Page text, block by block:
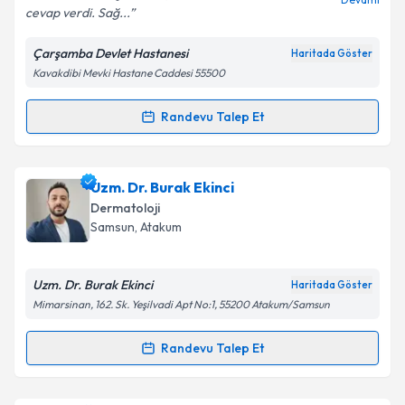
Kişisel verilerimin işlenmesine ilişkin
Aydınlatma
Metni'ni okudum ve kişisel verilerimin belirtilen
kapsamda işlenmesini kabul ediyorum.
cevap verdi. Sağ...
Çarşamba Devlet Hastanesi Haritada Göster
Kavakdibi Mevki Hastane Caddesi 55500
Randevu Talep Et
Randevu Takvimi Talebi
Op. Dr. Serdar İlgüyiçin randevu takvimi talebi
oluşturun. Size bu uzmandan randevu almanız için bir
takvim hazırlandığında e-posta ile bilgilendireceğiz.
Kişisel verilerimin işlenmesine ilişkin
Metni'ni okudum ve kişisel verilerimin belirtilen
Uzm. Dr. Burak Ekinci
Dermatoloji
Samsun, Atakum
Uzm. Dr. Burak Ekinci Haritada Göster
Mimarsinan, 162. Sk. Yeşilvadi Apt No:1, 55200 Atakum/Samsun
Randevu Talep Et
Randevu Takvimi Talebi